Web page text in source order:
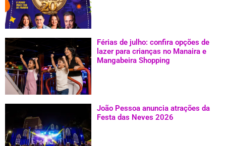
Férias de julho: confira opções de
lazer para crianças no Manaira e
Mangabeira Shopping
João Pessoa anuncia atrações da
Festa das Neves 2026